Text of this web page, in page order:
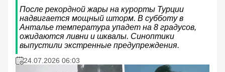
После рекордной жары на курорты Турции
надвигается мощный шторм. В субботу в
Анталье температура упадет на 8 градусов,
ожидаются ливни и шквалы. Синоптики
выпустили экстренные предупреждения.
24.07.2026 06:03